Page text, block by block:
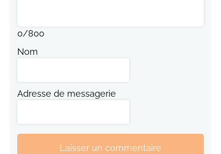
0/800
Nom
Adresse de messagerie
Laisser un commentaire